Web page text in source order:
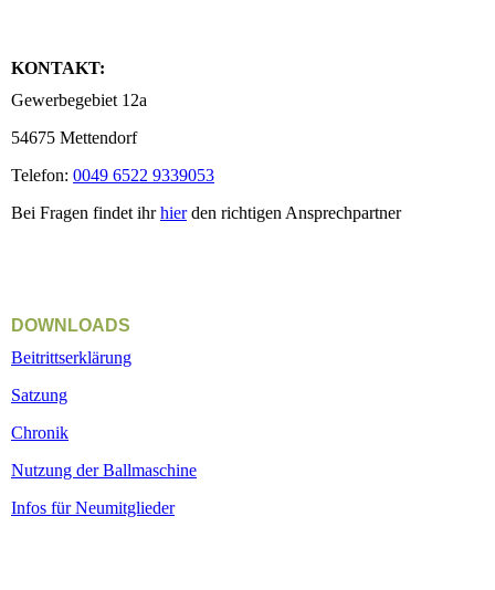
KONTAKT:
Gewerbegebiet 12a
54675 Mettendorf
Telefon: 0049 6522 9339053
Bei Fragen findet ihrhierden richtigen Ansprechpartner
DOWNLOADS
Beitrittserklärung
Satzung
Chronik
Nutzung der Ballmaschine
Infos für Neumitglieder